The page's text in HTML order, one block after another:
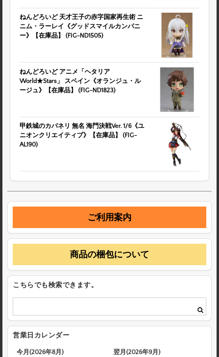
ねんどろいど 天才王子の赤字国家再生術 ニ
ニム・ラーレイ《グッドスマイルカンパニ
ー》【在庫品】 (FIG-ND1505)
ねんどろいど アニメ「ヘタリア
World★Stars」 スペイン《オランジュ・ル
ージュ》【在庫品】 (FIG-ND1823)
甲鉄城のカバネリ 無名 海門決戦Ver. 1/6《ユ
ニオンクリエイティブ》【在庫品】 (FIG-
AL190)
ご利用案内
商品の梱包について
こちらでも検索できます。
営業日カレンダー
今月(2026年8月)
翌月(2026年9月)